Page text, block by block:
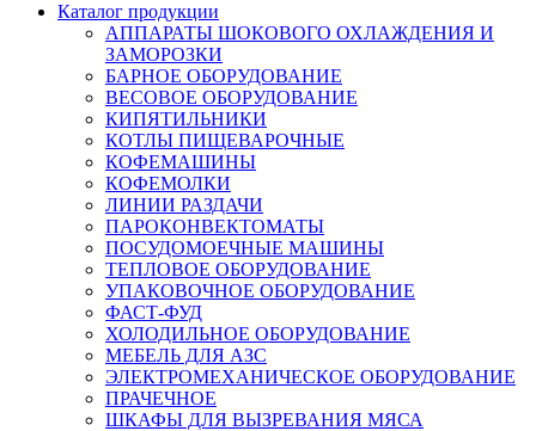
Каталог продукции
АППАРАТЫ ШОКОВОГО ОХЛАЖДЕНИЯ И
ЗАМОРОЗКИ
БАРНОЕ ОБОРУДОВАНИЕ
ВЕСОВОЕ ОБОРУДОВАНИЕ
КИПЯТИЛЬНИКИ
КОТЛЫ ПИЩЕВАРОЧНЫЕ
КОФЕМАШИНЫ
КОФЕМОЛКИ
ЛИНИИ РАЗДАЧИ
ПАРОКОНВЕКТОМАТЫ
ПОСУДОМОЕЧНЫЕ МАШИНЫ
ТЕПЛОВОЕ ОБОРУДОВАНИЕ
УПАКОВОЧНОЕ ОБОРУДОВАНИЕ
ФАСТ-ФУД
ХОЛОДИЛЬНОЕ ОБОРУДОВАНИЕ
МЕБЕЛЬ ДЛЯ АЗС
ЭЛЕКТРОМЕХАНИЧЕСКОЕ ОБОРУДОВАНИЕ
ПРАЧЕЧНОЕ
ШКАФЫ ДЛЯ ВЫЗРЕВАНИЯ МЯСА